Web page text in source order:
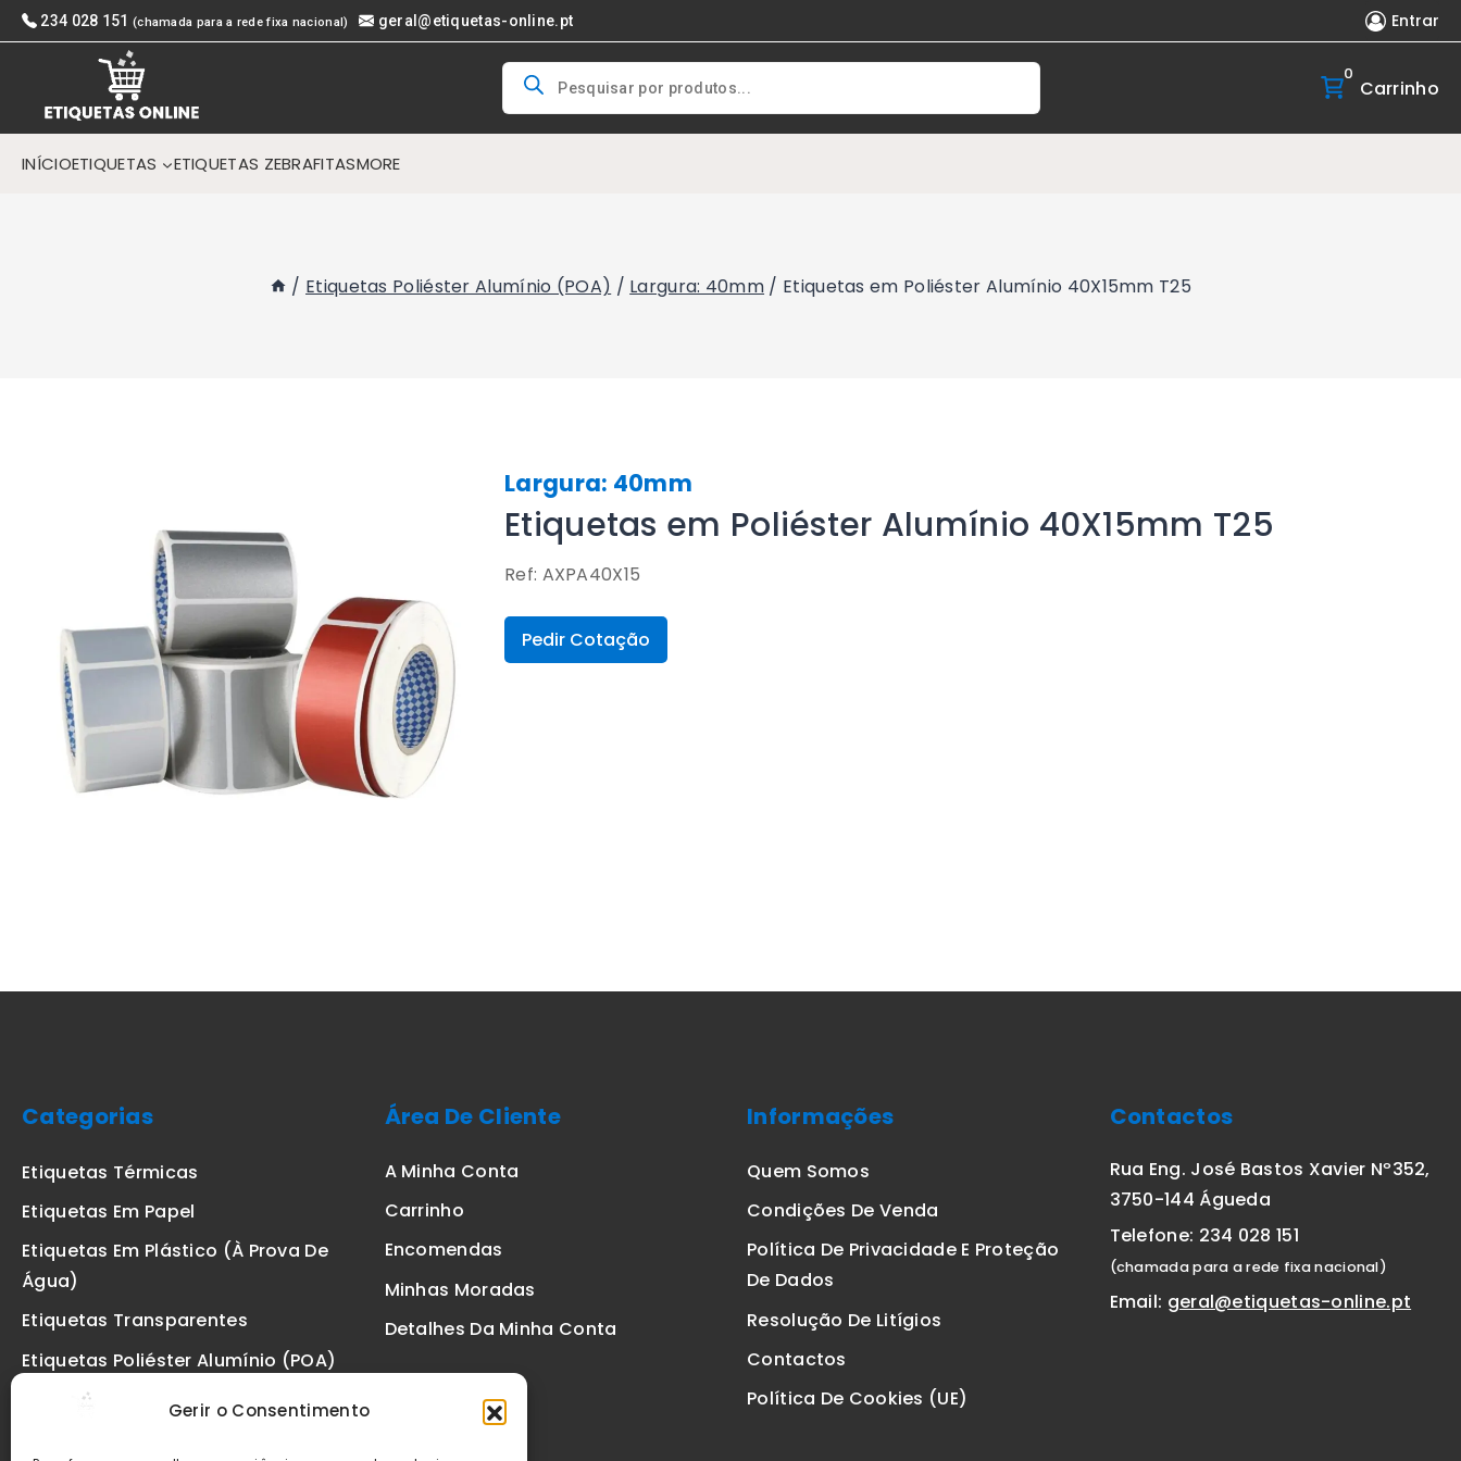
Gerir o Consentimento
Skip
to
234 028 151 (chamada para a rede fixa nacional) geral@etiquetas-online.pt Entrar
Products
search
0
Carrinho
INÍCIOETIQUETAS ETIQUETAS ZEBRAFITASMORE
/ Etiquetas Poliéster Alumínio (POA) / Largura: 40mm / Etiquetas em Poliéster Alumínio 40X15mm T25
Largura: 40mm
Etiquetas em Poliéster Alumínio 40X15mm T25
Ref: AXPA40X15
Pedir Cotação
Categorias
Etiquetas Térmicas
Etiquetas Em Papel
Etiquetas Em Plástico (à Prova De
Água)
Etiquetas Transparentes
Etiquetas Poliéster Alumínio (POA)
Etiquetas De Segurança VOID
Área De Cliente
A Minha Conta
Carrinho
Encomendas
Minhas Moradas
Detalhes Da Minha Conta
Informações
Quem Somos
Condições De Venda
Política De Privacidade E Proteção
De Dados
Resolução De Litígios
Contactos
Política De Cookies (UE)
Contactos
Rua Eng. José Bastos Xavier Nº352,
3750-144 Águeda
Telefone: 234 028 151
(chamada para a rede fixa nacional)
Email: geral@etiquetas-online.pt